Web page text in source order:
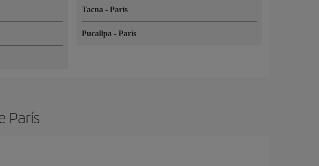
Tacna-París
Pucallpa-París
París